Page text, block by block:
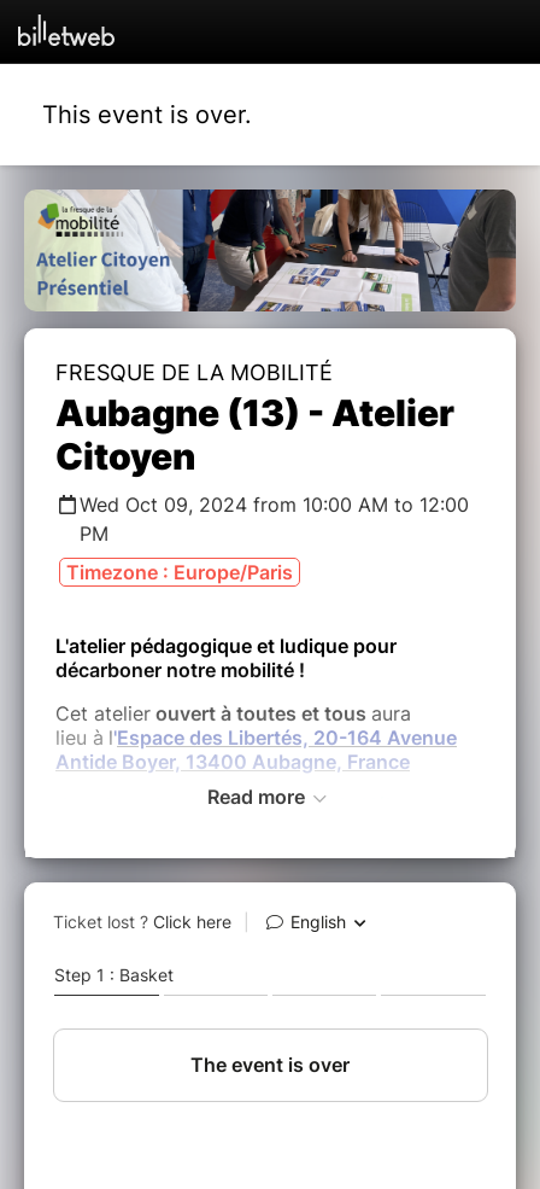
This event is over.
FRESQUE DE LA MOBILITÉ
Aubagne (13) - Atelier
Citoyen
Wed Oct 09, 2024 from 10:00 AM to 12:00
PM
Timezone : Europe/Paris
L'atelier pédagogique et ludique pour
décarboner notre mobilité !
Cet atelier ouvert à toutes et tous aura
lieu à l'Espace des Libertés, 20-164 Avenue
Antide Boyer, 13400 Aubagne, France
dans le cadre des Rencontres du Vélo et des
fonction du nombre des inscrits
un ateliercollaboratif , d'une durée de
de la mobilité des personnes
Elle fait la part belle auxleviersque chaque
chaque citoyen·ne peut actionner
Read more